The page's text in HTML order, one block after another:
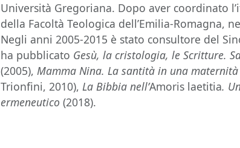
Università Gregoriana. Dopo aver coordinato
della Facoltà Teologica dell’Emilia-Romagna,
Negli anni 2005-2015 è stato consultore del
ha pubblicato Gesù, la cristologia, le Scritture.
(2005),Mamma Nina. La santità in una
Trionfini, 2010),La Bibbia nell’Amoris laetitia.
ermeneutico (2018).